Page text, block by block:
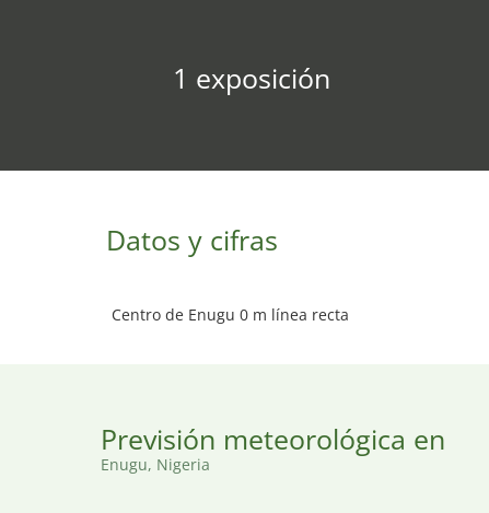
1 exposición
Datos y cifras
Centro de Enugu 0 m línea recta
Previsión meteorológica en
Enugu, Nigeria